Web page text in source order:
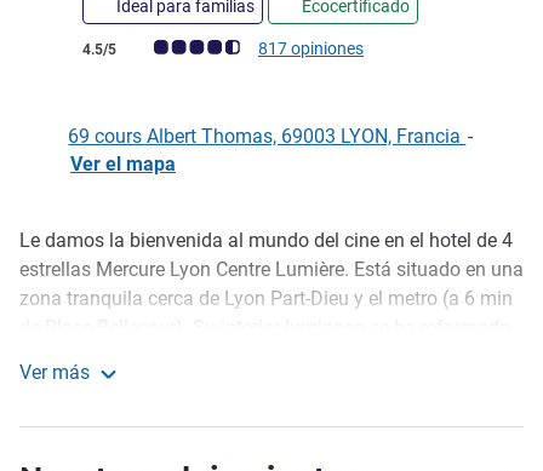
Ideal para familias Ecocertificado
Nota de clientes de Avis (Clasificación de ALL)
4.5/5 817 opiniones
69 cours Albert Thomas, 69003 LYON, Francia -
Ver el mapa
Descripción
Le damos la bienvenida al mundo del cine en el hotel de 4
estrellas Mercure Lyon Centre Lumière. Está situado en una
zona tranquila cerca de Lyon Part-Dieu y el metro (a 6 min
hermanos Lumière. Deje su vehículo en nuestro
Ver más